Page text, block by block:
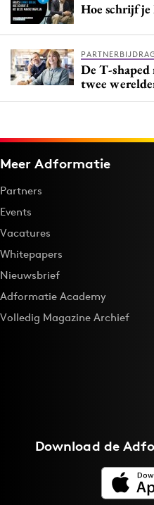
Hoe schrijf
De T-shaped
twee
Meer Adformatie
Partners
Events
Vacatures
Whitepapers
Nieuwsbrief
Adformatie Academy
Volledig Magazine Archief
Download de